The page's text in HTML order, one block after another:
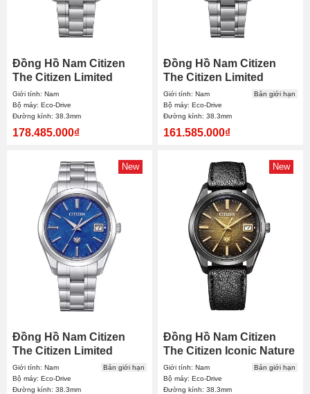
nghiệm trực tiếp tại cửa hàng hoặc đặt mua nhanh chóng
qua website với đầy đủ chính sách bảo hành và dịch vụ hậu
mãi chính hãng.
Đồng Hồ Nam Citizen
The Citizen Limited
AQ4100-57B 38.3mm
Giới tính: Nam
Bộ máy: Eco-Drive
Đường kính: 38.3mm
178.485.000₫
Đồng Hồ Nam Citizen
The Citizen Limited
AQ4100-65W 38.3mm
Giới tính: Nam
Bộ máy: Eco-Drive
Đường kính: 38.3mm
Bản giới hạn
161.585.000₫
New
Đồng Hồ Nam Citizen
The Citizen Limited
AQ4100-57M 38.3mm
Giới tính: Nam
Bộ máy: Eco-Drive
Đường kính: 38.3mm
Bản giới hạn
New
Đồng Hồ Nam Citizen
The Citizen Iconic Nature
Limited AQ4106-18X
38.3mm
Giới tính: Nam
Bộ máy: Eco-Drive
Đường kính: 38.3mm
Bản giới hạn